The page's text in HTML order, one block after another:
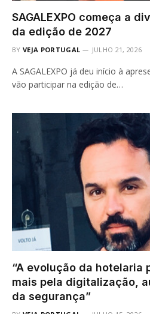
SAGALEXPO começa a
da edição de 2027
BY VEJA PORTUGAL JULHO 21, 2026
A SAGALEXPO já deu início à
vão participar na edição de…
“A evolução da hotelaria
mais pela digitalização,
da segurança”